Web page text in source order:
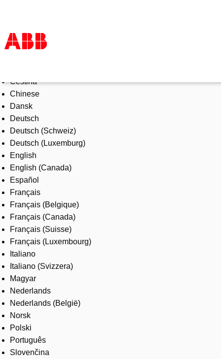
Products & Solutions
Industries
Services
About us
Where to buy
Contact us
Careers
Čeština
Chinese
Dansk
Deutsch
Deutsch (Schweiz)
Deutsch (Luxemburg)
English
English (Canada)
Español
Français
Français (Belgique)
Français (Canada)
Français (Suisse)
Français (Luxembourg)
Italiano
Italiano (Svizzera)
Magyar
Nederlands
Nederlands (België)
Norsk
Polski
Português
Slovenčina